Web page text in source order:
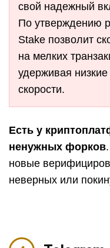
свой надежный
По утверждению
Stake позволит
на мелких
удерживая
скорости.
Есть у
ненужных форков
новые
неверных или